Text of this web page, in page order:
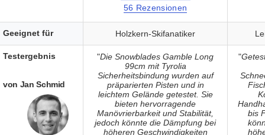
56 Rezensionen
Holzkern-Skifanatiker
"Die Snowblades Gamble Long
99cm mit Tyrolia
Sicherheitsbindung wurden auf
präparierten Pisten und in
leichtem Gelände getestet. Sie
bieten hervorragende
Manövrierbarkeit und Stabilität,
jedoch könnte die Dämpfung bei
höheren Geschwindigkeiten
"
bis
Geeignet für
Testergebnis
von Jan Schmid